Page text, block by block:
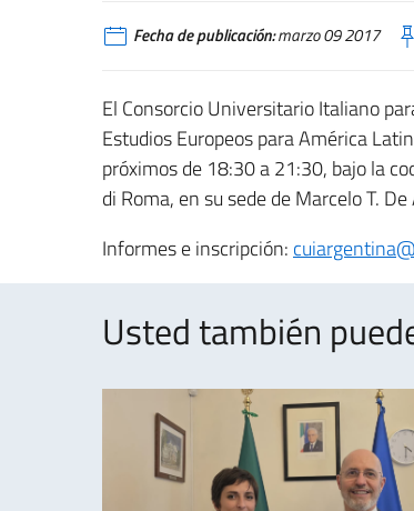
Fecha de publicación:marzo 09 2017
El Consorcio Universitario Italiano
Estudios Europeos para América
próximos de 18:30 a 21:30, bajo la
di Roma, en su sede de Marcelo T.
Informes e inscripción:
Usted también